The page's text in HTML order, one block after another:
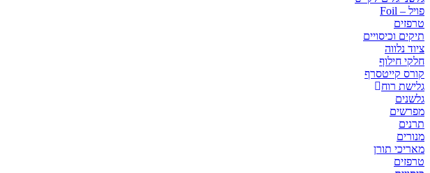
פויל – Foil
טרפזים
תיקים וכיסויים
ציוד נלווה
חלקי חילוף
קורס קייטסרף
גלישת רוח
גלשנים
מפרשים
תרנים
מנורים
מאריכי תורן
טרפזים